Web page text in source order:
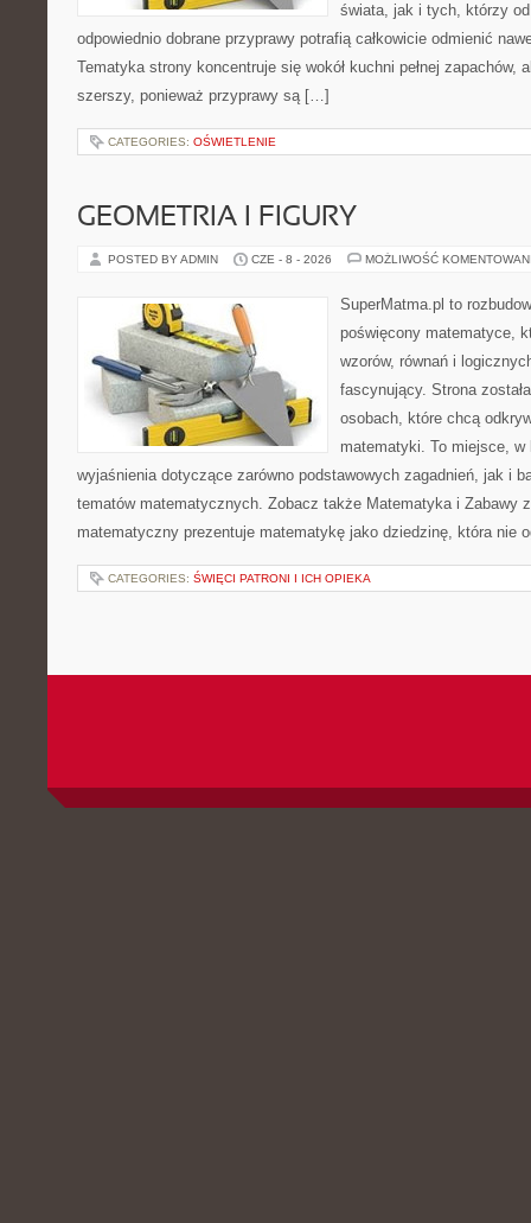
świata, jak i tych, którzy
odpowiednio dobrane przyprawy potrafią całkowicie odmienić
Tematyka strony koncentruje się wokół kuchni pełnej zapachów,
szerszy, ponieważ przyprawy są […]
CATEGORIES: OŚWIETLENIE
GEOMETRIA I FIGURY
POSTED BY ADMIN CZE - 8 - 2026 MOŻLIWOŚĆ
SuperMatma.pl to
poświęcony matematyce,
wzorów, równań i
fascynujący. Strona
osobach, które chcą
matematyki. To miejsce,
wyjaśnienia dotyczące zarówno podstawowych zagadnień, jak i
tematów matematycznych. Zobacz także Matematyka i Zabawy
matematyczny prezentuje matematykę jako dziedzinę, która nie
CATEGORIES: ŚWIĘCI PATRONI I ICH OPIEKA